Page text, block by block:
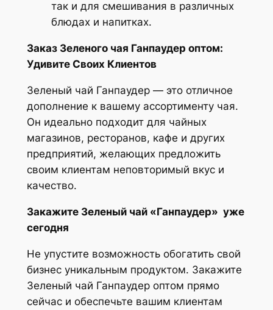
так и для смешивания в различных
блюдах и напитках.
Заказ Зеленого чая Ганпаудер оптом:
Удивите Своих Клиентов
Зеленый чай Ганпаудер — это отличное
дополнение к вашему ассортименту чая.
Он идеально подходит для чайных
магазинов, ресторанов, кафе и других
предприятий, желающих предложить
своим клиентам неповторимый вкус и
качество.
Закажите Зеленый чай «Ганпаудер» уже
сегодня
Не упустите возможность обогатить свой
бизнес уникальным продуктом. Закажите
Зеленый чай Ганпаудер оптом прямо
сейчас и обеспечьте вашим клиентам